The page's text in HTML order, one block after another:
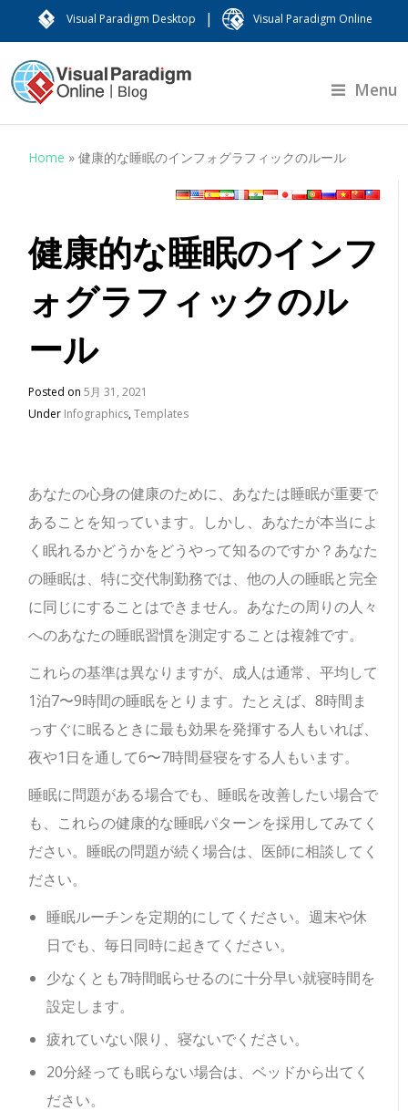
Visual Paradigm Desktop | Visual Paradigm Online
Menu
Home »健康的な睡眠のインフォグラフィックのルール
健康的な睡眠のインフ
ォグラフィックのル
ール
Posted on5月 31, 2021
Under Infographics,Templates
あなたの心身の健康のために、あなたは睡眠が重要で
あることを知っています。
しかし、あなたが本当によ
く眠れるかどうかをどうやって知るのですか？あなた
の睡眠は、特に交代制勤務では、他の人の睡眠と完全
に同じにすることはできません。あなたの周りの人々
へのあなたの睡眠習慣を測定することは複雑です。
これらの基準は異なりますが、成人は通常、平均して
1泊7〜9時間の睡眠をとります。たとえば、8時間ま
っすぐに眠るときに最も効果を発揮する人もいれば、
夜や1日を通して6〜7時間昼寝をする人もいます。
睡眠に問題がある場合でも、睡眠を改善したい場合で
も、これらの健康的な睡眠パターンを採用してみてく
ださい。睡眠の問題が続く場合は、医師に相談してく
ださい。
睡眠ルーチンを定期的にしてください。週末や休
日でも、毎日同時に起きてください。
少なくとも7時間眠らせるのに十分早い就寝時間を
設定します。
疲れていない限り、寝ないでください。
20分経っても眠らない場合は、ベッドから出てく
ださい。